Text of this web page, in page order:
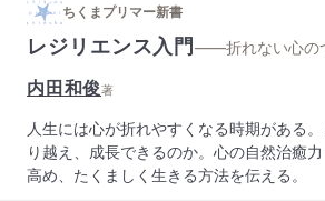
ちくまプリマー新書
レジリエンス入門——折れない心の
内田和俊著
人生には心が折れやすくなる時期がある
り越え、成長できるのか。心の自然治癒力
高め、たくましく生きる方法を伝える。